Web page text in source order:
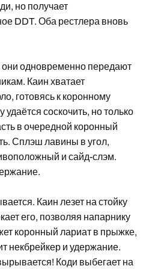
но получает
DDT. Оба рестлера вновь
они одновременно передают
Каин хватает
готовясь к коронному
удаётся соскочить, но только
в очередной коронный
Сплэш лавины в угол,
и сайд-слэм.
Каин лезет на стойку
его, позволяя напарнику
коронный лариат в прыжке,
некбрейкер и удержание.
Коди выбегает на